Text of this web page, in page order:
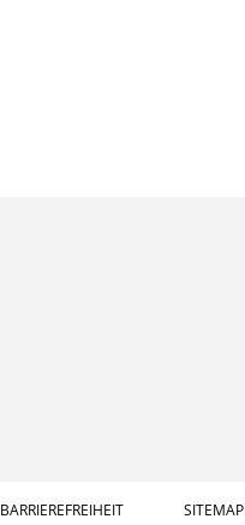
BARRIEREFREIHEIT SITEMAP